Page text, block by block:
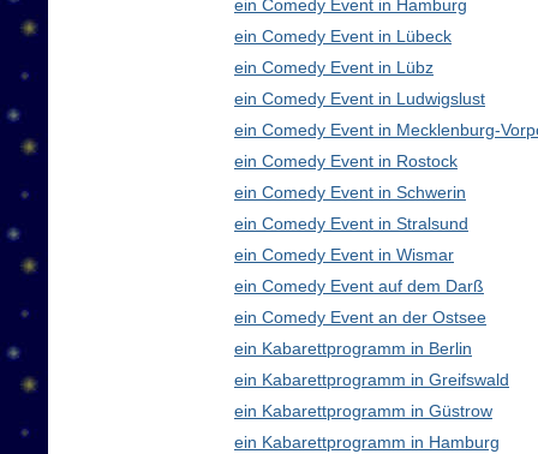
ein Comedy Event in Hamburg
ein Comedy Event in Lübeck
ein Comedy Event in Lübz
ein Comedy Event in Ludwigslust
ein Comedy Event in Mecklenburg-
ein Comedy Event in Rostock
ein Comedy Event in Schwerin
ein Comedy Event in Stralsund
ein Comedy Event in Wismar
ein Comedy Event auf dem Darß
ein Comedy Event an der Ostsee
ein Kabarettprogramm in Berlin
ein Kabarettprogramm in Greifswald
ein Kabarettprogramm in Güstrow
ein Kabarettprogramm in Hamburg